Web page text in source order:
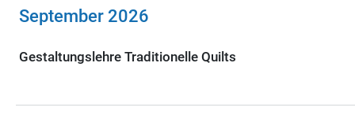
September 2026
Gestaltungslehre Traditionelle Quilts